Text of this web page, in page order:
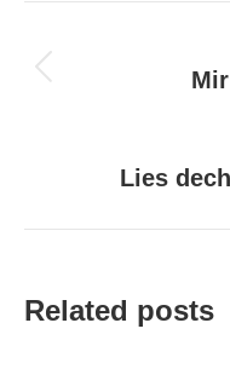
Lies
Related posts